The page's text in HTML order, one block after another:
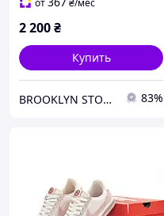
от ₴/мес
2 200₴
Купить
BROOKLYN STORE 83%